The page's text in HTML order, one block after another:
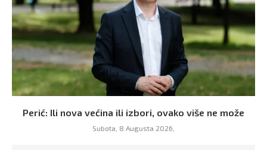
Perić: Ili nova većina ili izbori, ovako više ne može
Subota, 8 Augusta 2026,